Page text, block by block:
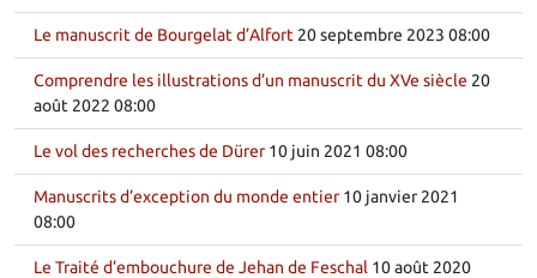
Le manuscrit de Bourgelat d’Alfort 20 septembre 2023 08:00
Comprendre les illustrations d’un manuscrit du XVe siècle 20
août 2022 08:00
Le vol des recherches de Dürer10 juin 2021 08:00
Manuscrits d’exception du monde entier10 janvier 2021
08:00
Le Traité d’embouchure de Jehan de Feschal 10 août 2020